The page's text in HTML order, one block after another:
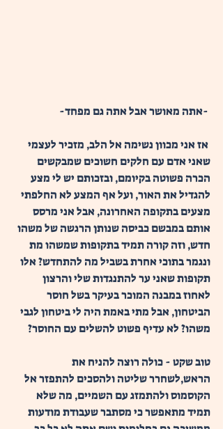
אז אני מכוון נשימה אל הלב, מזכיר לעצמי
שאני אדם עם חלקים חשוכים שמבקשים
הכרה פשוטה בקיומם, ובזכותם יש לי מצע
להגדיל את האור, ועל אף המצע לא החלפתי
מצעים בתקופה האחרונה, אבל אני מרסס
אותם במבשם כביסה שנותן הרגשה של משהו
חדש, וזה קורה תמיד בתקופות שמשהו מת
ונגמר בתוכי אחרת בשביל מה להתחדש? אלו
תקופות שאני ער להתנגדות שלי והרצון
לאחוז במבנה המוכר בעיקר בשל חוסר
הביטחון, אבל מתי באמת היה לי ביטחון לגבי
משהו? לא עדיף פשוט להשלים עם החוסר?
טוב שקט - כולה רוצה להניח את
הראש,לשחרר שליטה ולהסכים להתפזר אל
הקוסמוס ולהתמזג עם השמיים, מה שלא
תמיד מתאפשר כי מסתבר שעבודת מודעות